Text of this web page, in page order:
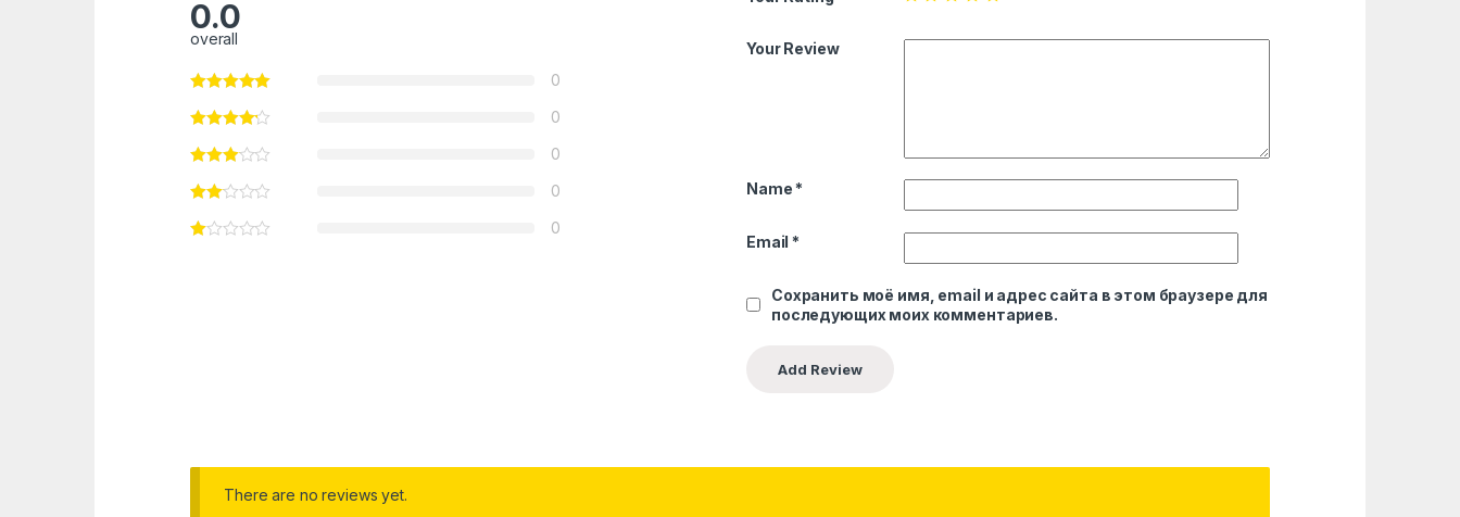
0.0
overall
0
0
0
0
0
Your Review
Name *
Email *
Сохранить моё имя, email и адрес сайта в этом браузере для
последующих моих комментариев.
There are no reviews yet.